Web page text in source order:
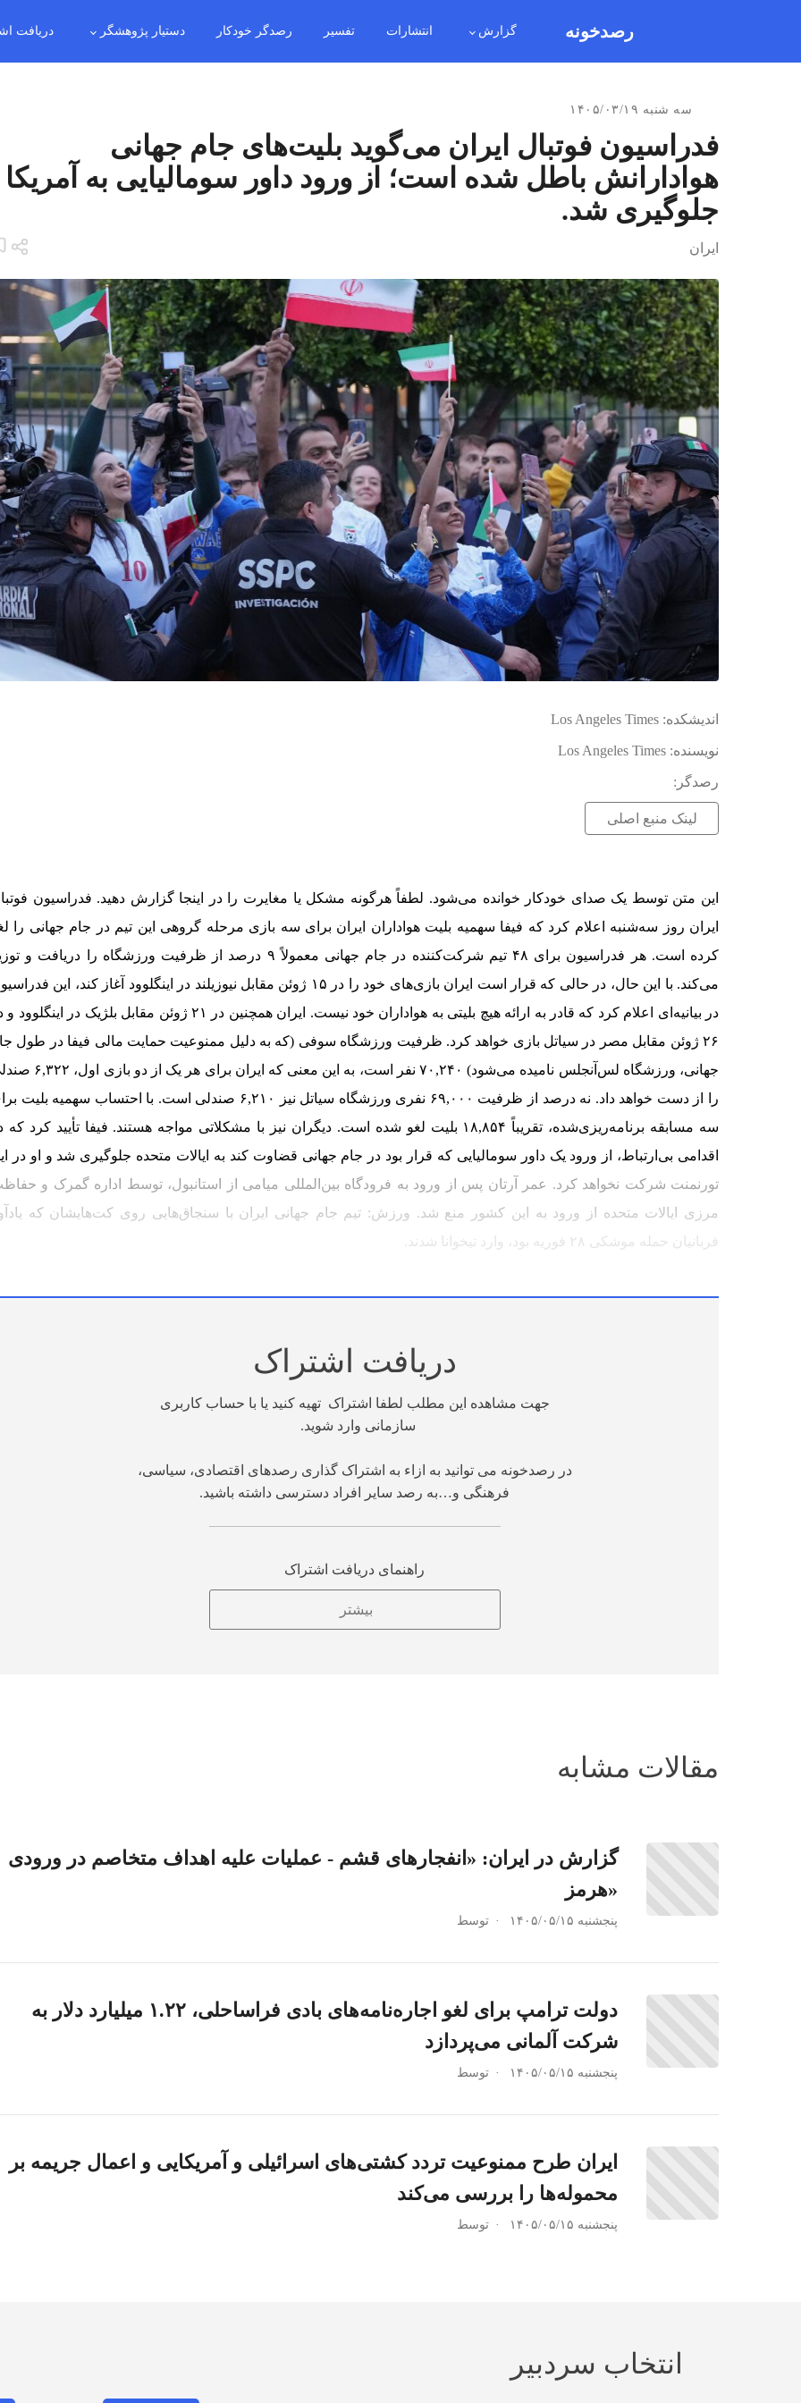
گزارش انتشارات تفسیر رصدگر خودکار دستیار پژوهشگر دریافت رصدخونه
سه شنبه ۱۴۰۵/۰۳/۱۹
فدراسیون فوتبال ایران می‌گوید بلیت‌های جام جهانی
هوادارانش باطل شده است؛ از ورود داور سومالیایی به آمریکا
جلوگیری شد.
ایران
Los Angeles Times :اندیشکده
Los Angeles Times :نویسنده
:رصدگر
لینک منبع اصلی
این متن توسط یک صدای خودکار خوانده می‌شود. لطفاً هرگونه مشکل یا مغایرت را در اینجا گزارش دهید. فدراسیون
ایران روز سه‌شنبه اعلام کرد که فیفا سهمیه بلیت هواداران ایران برای سه بازی مرحله گروهی این تیم در جام جهانی را
کرده است. هر فدراسیون برای ۴۸ تیم شرکت‌کننده در جام جهانی معمولاً ۹ درصد از ظرفیت ورزشگاه را دریافت و
می‌کند. با این حال، در حالی که قرار است ایران بازی‌های خود را در ۱۵ ژوئن مقابل نیوزیلند در اینگلوود آغاز کند، این
در بیانیه‌ای اعلام کرد که قادر به ارائه هیچ بلیتی به هواداران خود نیست. ایران همچنین در ۲۱ ژوئن مقابل بلژیک در
۲۶ ژوئن مقابل مصر در سیاتل بازی خواهد کرد. ظرفیت ورزشگاه سوفی (که به دلیل ممنوعیت حمایت مالی فیفا در طول
جهانی، ورزشگاه لس‌آنجلس نامیده می‌شود) ۷۰,۲۴۰ نفر است، به این معنی که ایران
را از دست خواهد داد. نه درصد از ظرفیت ۶۹,۰۰۰ نفری ورزشگاه سیاتل نیز ۶,۲۱۰ صندلی است. با احتساب سهمیه
سه مسابقه برنامه‌ریزی‌شده، تقریباً ۱۸,۸۵۴ بلیت لغو شده است. دیگران نیز با مشکلاتی مواجه هستند. فیفا تأیید کرد
اقدامی بی‌ارتباط، از ورود یک داور سومالیایی که قرار بود در جام جهانی قضاوت کند به ایالات متحده جلوگیری شد و او در
تورنمنت شرکت نخواهد کرد. عمر آرتان پس از ورود به فرودگاه بین‌المللی میامی از استانبول، توسط اداره گمرک و
مرزی ایالات متحده از ورود به این کشور منع شد. ورزش: تیم جام جهانی ایران با سنجاق‌هایی روی کت‌هایشان که
قربانیان حمله موشکی ۲۸ فوریه بود، وارد تیخوانا شدند.
دریافت اشتراک
جهت مشاهده این مطلب لطفا اشتراک تهیه کنید یا با حساب کاربری
سازمانی وارد شوید.
در رصدخونه می توانید به ازاء به اشتراک گذاری رصدهای اقتصادی، سیاسی،
فرهنگی و…به رصد سایر افراد دسترسی داشته باشید.
راهنمای دریافت اشتراک
بیشتر
مقالات مشابه
گزارش در ایران: «انفجارهای قشم - عملیات علیه اهداف متخاصم در ورودی
هرمز»
پنجشنبه ۱۴۰۵/۰۵/۱۵ توسط
دولت ترامپ برای لغو اجاره‌نامه‌های بادی فراساحلی، ۱.۲۲ میلیارد دلار به
شرکت آلمانی می‌پردازد
پنجشنبه ۱۴۰۵/۰۵/۱۵ توسط
ایران طرح ممنوعیت تردد کشتی‌های اسرائیلی و آمریکایی و اعمال جریمه بر
محموله‌ها را بررسی می‌کند
پنجشنبه ۱۴۰۵/۰۵/۱۵ توسط
انتخاب سردبیر